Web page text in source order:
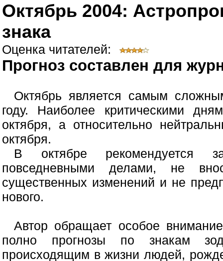
Октябрь 2004:
знака
Оценка читателей:
Прогноз составлен для
Октябрь является самым
году. Наиболее критическими
октября, а относительно
октября.
В октябре рекомендуется
повседневными делами, не
существенных изменений и не
нового.
Автор обращает особое
полно прогнозы по знакам
происходящим в жизни людей,